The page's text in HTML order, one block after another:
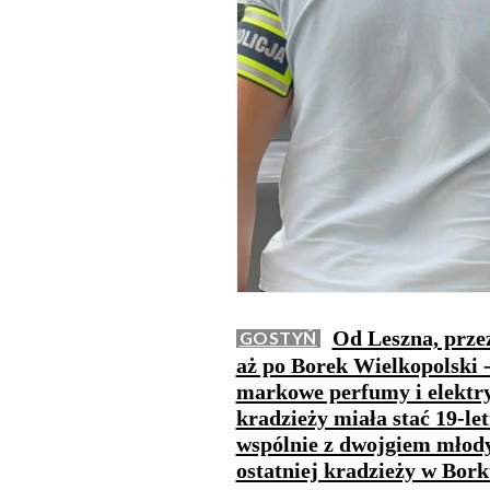
GOSTYŃ
Od Leszna,
aż po Borek Wielkopolski
markowe perfumy i
kradzieży miała stać 19-
wspólnie z dwojgiem
ostatniej kradzieży w